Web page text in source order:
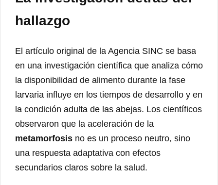
hallazgo
El artículo original de la Agencia SINC se basa
en una investigación científica que analiza cómo
la disponibilidad de alimento durante la fase
larvaria influye en los tiempos de desarrollo y en
la condición adulta de las abejas. Los científicos
observaron que la aceleración de la
metamorfosis no es un proceso neutro, sino
una respuesta adaptativa con efectos
secundarios claros sobre la salud.